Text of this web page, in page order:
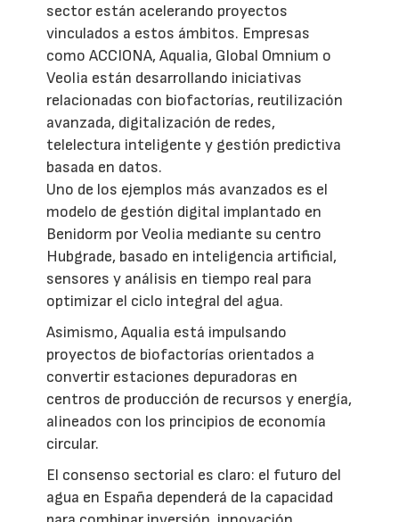
sector están acelerando proyectos
vinculados a estos ámbitos. Empresas
como ACCIONA, Aqualia, Global Omnium o
Veolia están desarrollando iniciativas
relacionadas con biofactorías, reutilización
avanzada, digitalización de redes,
telelectura inteligente y gestión predictiva
basada en datos.
Uno de los ejemplos más avanzados es el
modelo de gestión digital implantado en
Benidorm por Veolia mediante su centro
Hubgrade, basado en inteligencia artificial,
sensores y análisis en tiempo real para
optimizar el ciclo integral del agua.
Asimismo, Aqualia está impulsando
proyectos de biofactorías orientados a
convertir estaciones depuradoras en
centros de producción de recursos y energía,
alineados con los principios de economía
circular.
El consenso sectorial es claro: el futuro del
agua en España dependerá de la capacidad